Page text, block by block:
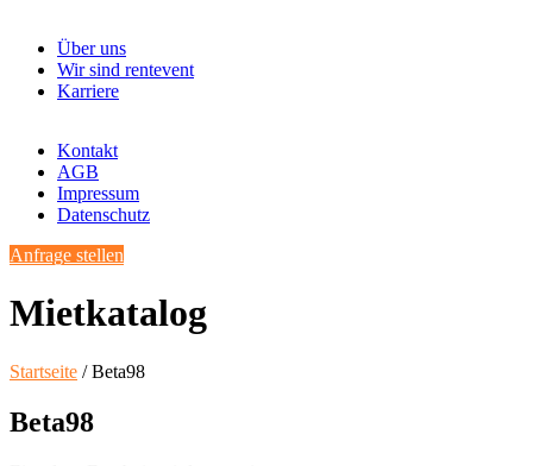
Über uns
Wir sind rentevent
Karriere
Kontakt
AGB
Impressum
Datenschutz
Anfrage stellen
Mietkatalog
Startseite / Beta98
Beta98